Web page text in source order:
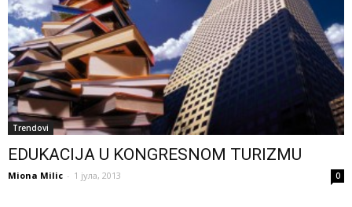
Trendovi
EDUKACIJA U KONGRESNOM TURIZMU
Miona Milic - 1 јула, 2013 0